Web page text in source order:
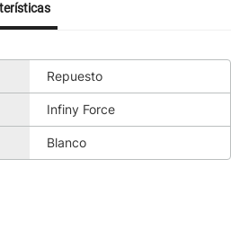
Repuesto
Infiny Force
Blanco